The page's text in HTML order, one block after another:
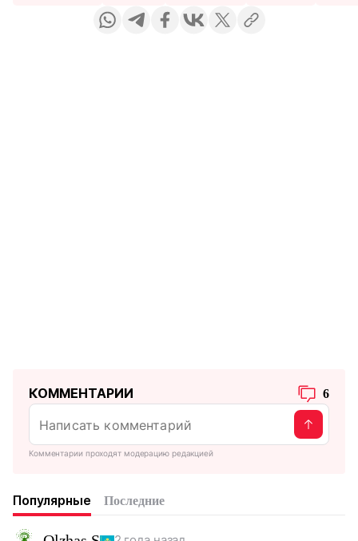
КОММЕНТАРИИ 6
Комментарии проходят модерацию редакцией
Популярные Последние